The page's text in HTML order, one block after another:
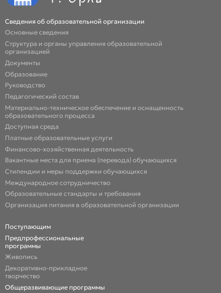
Сведения об образовательной организации
Основные сведения
Структура и органы управления образовательной
организацией
Документы
Образование
Руководство
Педагогический состав
Материально-техническое обеспечение и оснащенность
образовательного процесса
Доступная среда
Платные образовательные услуги
Финансово-хозяйственная деятельность
Вакантные места для приема (перевода) обучающихся
Стипендии и меры поддержки обучающихся
Международное сотрудничество
Образовательные стандарты и требования
Организация питания в образовательной организации
Поступающим
Предпрофессиональные
программы
Живопись
Декоративно-прикладное
творчество
Общеразвивающие программы